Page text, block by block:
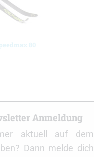
80
Anmeldung
aktuell auf dem
Dann melde dich